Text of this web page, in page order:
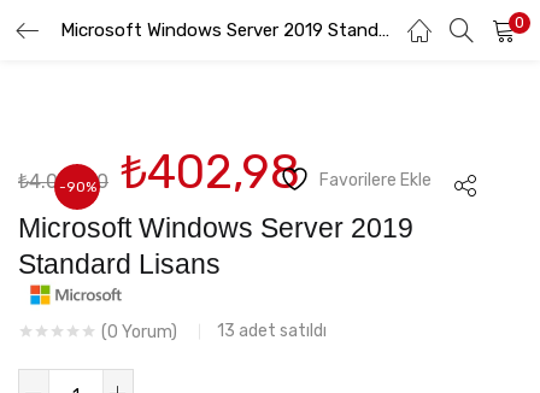
Microsoft Windows Server 2019 Standard Lisans 0
GIRIŞ YAP KAYIT OL
Beni hatırla
-90% Favorilere Ekle
Microsoft Windows Server 2019
Standard Lisans
(0 Yorum) 13 adet satıldı
₺4.099,90 Orijinal
fiyat:
₺4.099,90.
₺402,98Şu
andaki
fiyat: